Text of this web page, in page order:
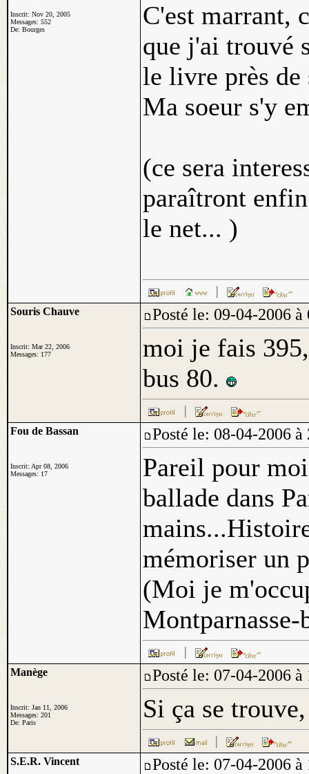
Inscrit: Nov 20, 2005
Messages: 552
De: Bourges
C'est marrant,
que j'ai trouvé
le livre près de
Ma soeur s'y
(ce sera
paraîtront
le net... )
Souris Chauve
Inscrit: Mar 22, 2006
Messages: 177
Posté le: 09-04-2006
moi je fais
bus 80.
Fou de Bassan
Inscrit: Apr 08, 2006
Messages: 17
Posté le: 08-04-2006
Pareil pour
ballade dans
mémoriser un
(Moi je
Manège
Inscrit: Jan 11, 2006
Messages: 201
De: Paris
Posté le: 07-04-2006
Si ça se
S.E.R. Vincent Posté le: 07-04-2006